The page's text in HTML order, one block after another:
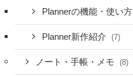
Plannerの機能・使い方
Planner新作紹介 (7)
ノート・手帳・メモ (8)